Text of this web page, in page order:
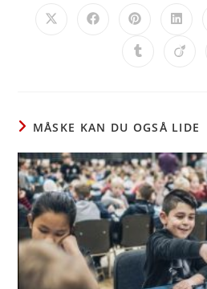
Opens
Opens Opens
a
new
Opens
a
new
Opens Opens
MÅSKE KAN DU OGSÅ LIDE